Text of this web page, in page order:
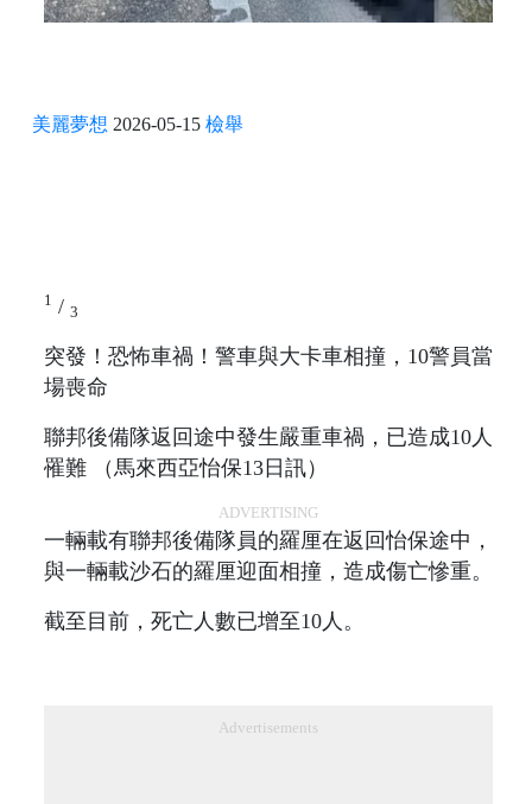
美麗夢想 2026-05-15 檢舉
1 / 3
突發！恐怖車禍！警車與大卡車相撞，10警員當
場喪命
聯邦後備隊返回途中發生嚴重車禍，已造成10人
罹難 （馬來西亞怡保13日訊）
ADVERTISING
一輛載有聯邦後備隊員的羅厘在返回怡保途中，
與一輛載沙石的羅厘迎面相撞，造成傷亡慘重。
截至目前，死亡人數已增至10人。
Advertisements